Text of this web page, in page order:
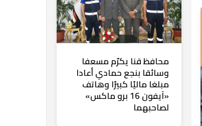
محافظ قنا يكرّم مسعفا
وسائقا بنجع حمادي أعادا
مبلغا ماليًا كبيرًا وهاتف
«آيفون 16 برو ماكس»
لصاحبهما